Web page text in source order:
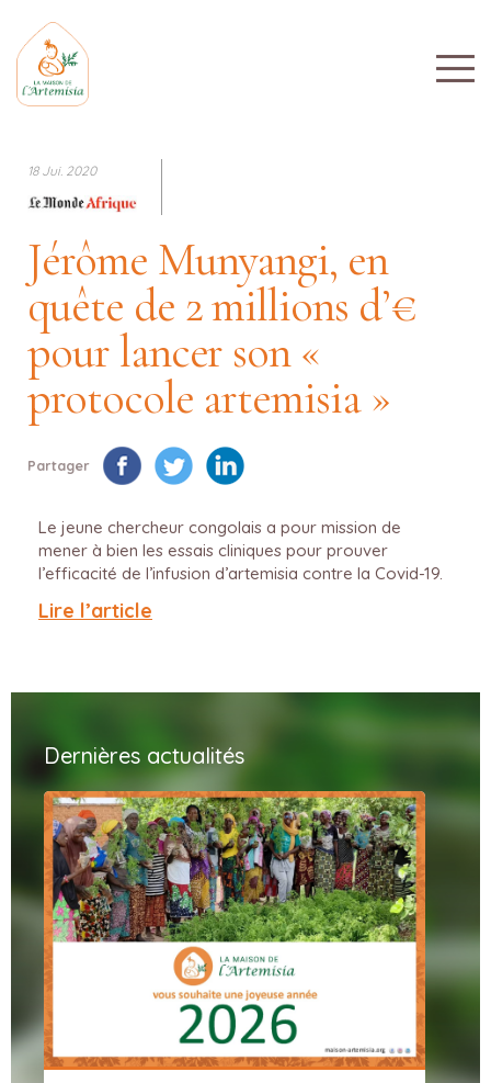
18 Jui. 2020
Jérôme Munyangi, en
quête de 2 millions d’€
pour lancer son «
protocole artemisia »
Partager
Le jeune chercheur congolais a pour mission de
mener à bien les essais cliniques pour prouver
l’efficacité de l’infusion d’artemisia contre la Covid-19.
Lire l’article
Dernières actualités